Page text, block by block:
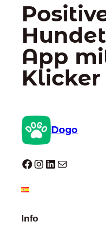
App
Klicker
Dogo
Dogo facebook InstagramLinkedIn E-Mail
Info